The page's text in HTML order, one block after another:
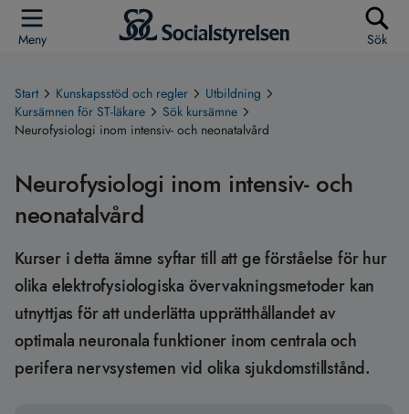
Meny Sök
Start Kunskapsstöd och regler
Utbildning
Kursämnen för ST-läkare
Sök kursämne
Neurofysiologi inom intensiv- och neonatalvård
Neurofysiologi inom intensiv- och
neonatalvård
Kurser i detta ämne syftar till att ge förståelse för hur
olika elektrofysiologiska övervakningsmetoder kan
utnyttjas för att underlätta upprätthållandet av
optimala neuronala funktioner inom centrala och
perifera nervsystemen vid olika sjukdomstillstånd.